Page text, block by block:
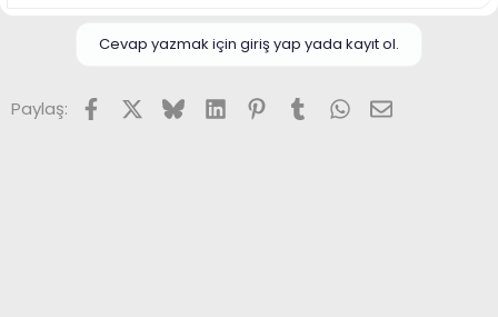
Cevap yazmak için giriş yap yada kayıt ol.
Paylaş: FacebookX (Twitter)
BlueskyLinkedInPinterest
TumblrWhatsApp
E-posta